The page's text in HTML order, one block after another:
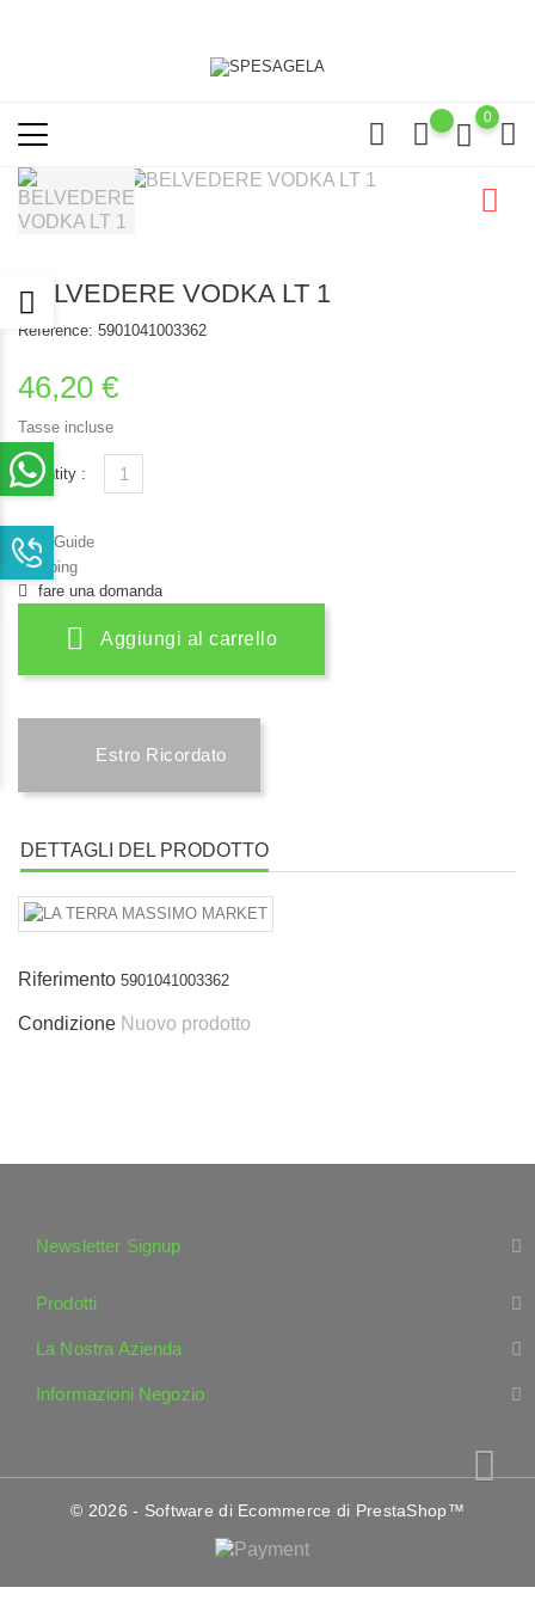
0
BELVEDERE VODKA LT 1
Reference: 5901041003362
46,20 €
Tasse incluse
Quantity :
Size Guide
Shipping
fare una domanda
Aggiungi al carrello
Estro Ricordato
DETTAGLI DEL PRODOTTO
Riferimento 5901041003362
Condizione Nuovo prodotto
Newsletter Signup
Prodotti
La Nostra Azienda
Informazioni Negozio
© 2026 - Software di Ecommerce di PrestaShop™